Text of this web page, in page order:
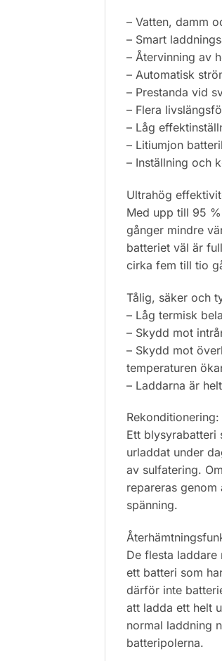
– Vatten, damm
– Smart
– Återvinning av
– Automatisk
– Prestanda vid
– Flera
– Låg
– Litiumjon
– Inställning och
Ultrahög
Med upp till 95
gånger mindre
batteriet väl är
cirka fem till tio
Tålig, säker och
– Låg termisk
– Skydd mot
– Skydd mot
temperaturen
– Laddarna är
Rekonditionering:
Ett blysyrabatteri
urladdat under
av sulfatering.
repareras
spänning.
De flesta
ett batteri som
därför inte
att ladda ett helt
normal laddning
batteripolerna.